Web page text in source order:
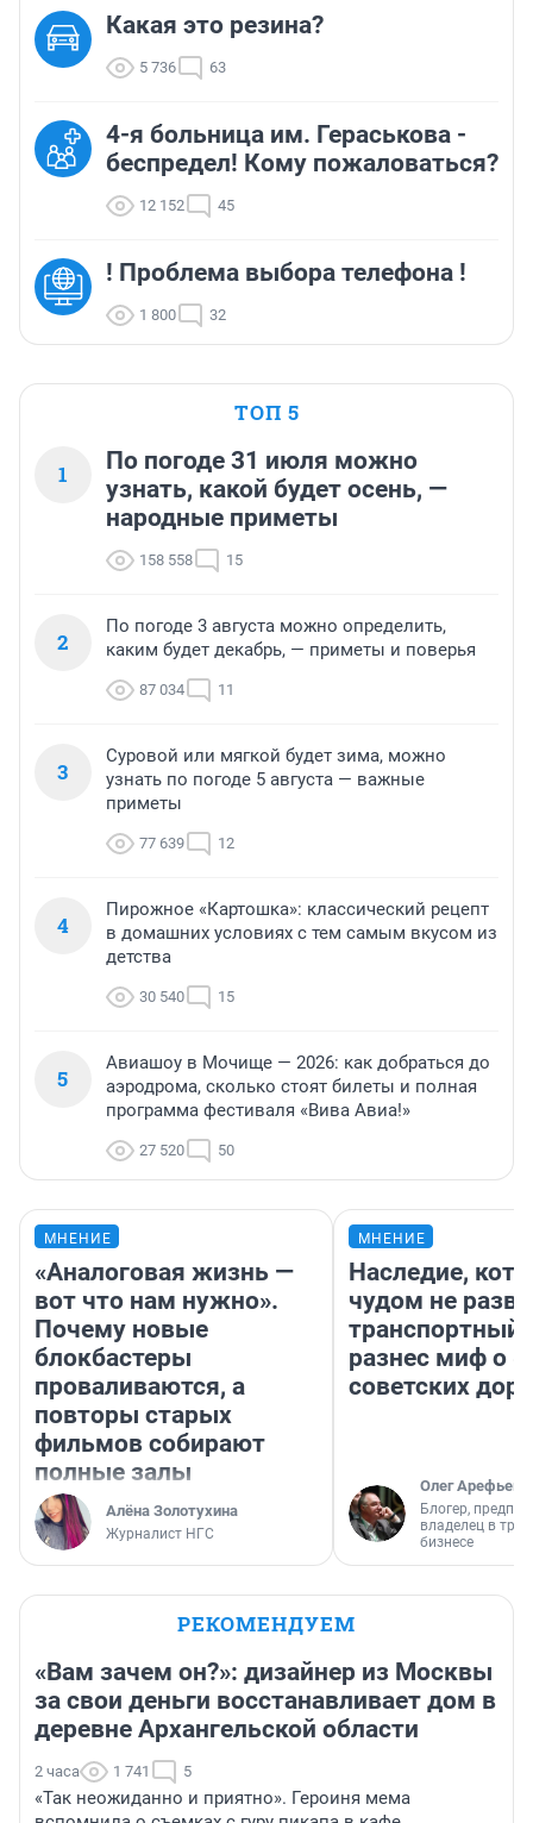
Какая это резина?
5 736 63
4-я больница им. Гераськова -
беспредел! Кому пожаловаться?
12 152 45
! Проблема выбора телефона !
1 800 32
ТОП 5
1
По погоде 31 июля можно
узнать, какой будет осень, —
народные приметы
158 558 15
2
По погоде 3 августа можно определить,
каким будет декабрь, — приметы и поверья
87 034 11
3
Суровой или мягкой будет зима, можно
узнать по погоде 5 августа — важные
приметы
77 639 12
4
Пирожное «Картошка»: классический рецепт
в домашних условиях с тем самым вкусом из
детства
30 540 15
5
Авиашоу в Мочище — 2026: как добраться до
аэродрома, сколько стоят билеты и полная
программа фестиваля «Вива Авиа!»
27 520 50
МНЕНИЕ
«Аналоговая жизнь —
вот что нам нужно».
Почему новые
блокбастеры
проваливаются, а
повторы старых
фильмов собирают
полные залы
Алёна Золотухина
Журналист НГС
МНЕНИЕ
Наследие,
чудом не
транспортный
разнес миф о
советских
Олег Арефьев
Блогер,
владелец в
бизнесе
РЕКОМЕНДУЕМ
«Вам зачем он?»: дизайнер из Москвы
за свои деньги восстанавливает дом в
деревне Архангельской области
2 часа 1 741 5
«Так неожиданно и приятно». Героиня мема